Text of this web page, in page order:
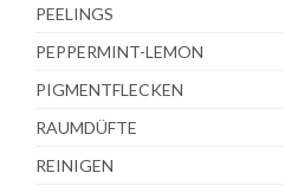
PEELINGS
PEPPERMINT-LEMON
PIGMENTFLECKEN
RAUMDÜFTE
REINIGEN